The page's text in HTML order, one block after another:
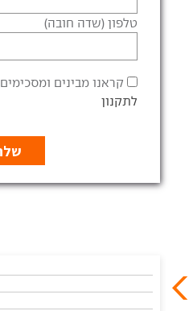
בישראל
טלפון (שדה חובה)
קראנו מבינים ומסכימים
לתקנון